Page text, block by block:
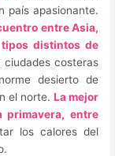
país apasionante.
entre Asia,
distintos de
costeras
desierto de
el norte. La mejor
primavera, entre
los calores del